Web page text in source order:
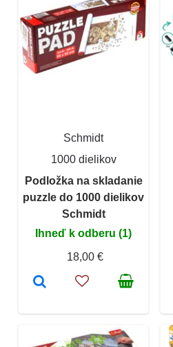
Schmidt
1000 dielikov
Podložka na skladanie
puzzle do 1000 dielikov
Schmidt
Ihneď k odberu (1)
18,00 €